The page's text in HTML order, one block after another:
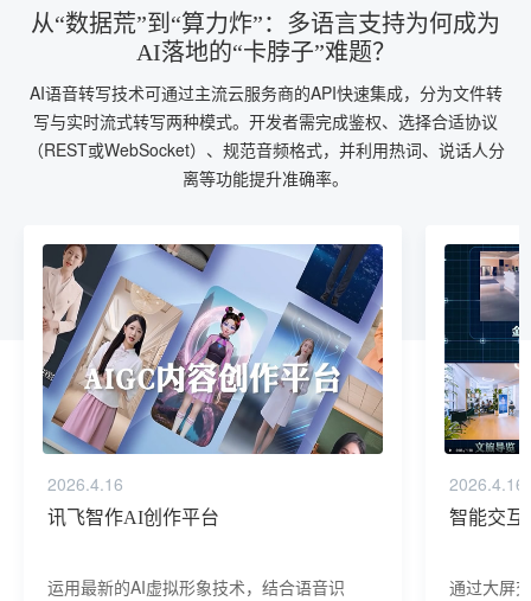
从“数据荒”到“算力炸”：多语言支持为何成为
AI落地的“卡脖子”难题？
AI语音转写技术可通过主流云服务商的API快速集成，分为文件转
写与实时流式转写两种模式。开发者需完成鉴权、选择合适协议
（REST或WebSocket）、规范音频格式，并利用热词、说话人分
离等功能提升准确率。
2026.4.16
讯飞智作AI创作平台
运用最新的AI虚拟形象技术，结合语音识
2026.4.16
智能交互
通过大屏